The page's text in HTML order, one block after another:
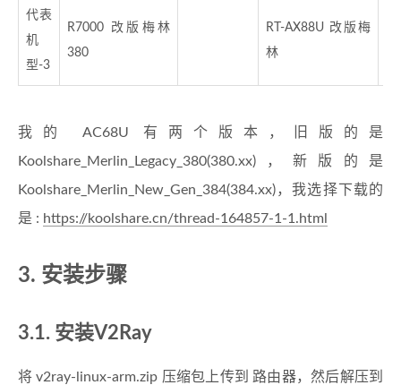
代表
机
型-3
R7000 改版梅林
380
RT-AX88U 改版梅
林
我的 AC68U 有两个版本，旧版的是
Koolshare_Merlin_Legacy_380(380.xx)，新版的是
Koolshare_Merlin_New_Gen_384(384.xx)，我选择下载的
是 : https://koolshare.cn/thread-164857-1-1.html
3. 安装步骤
3.1. 安装V2Ray
将 v2ray-linux-arm.zip 压缩包上传到 路由器，然后解压到